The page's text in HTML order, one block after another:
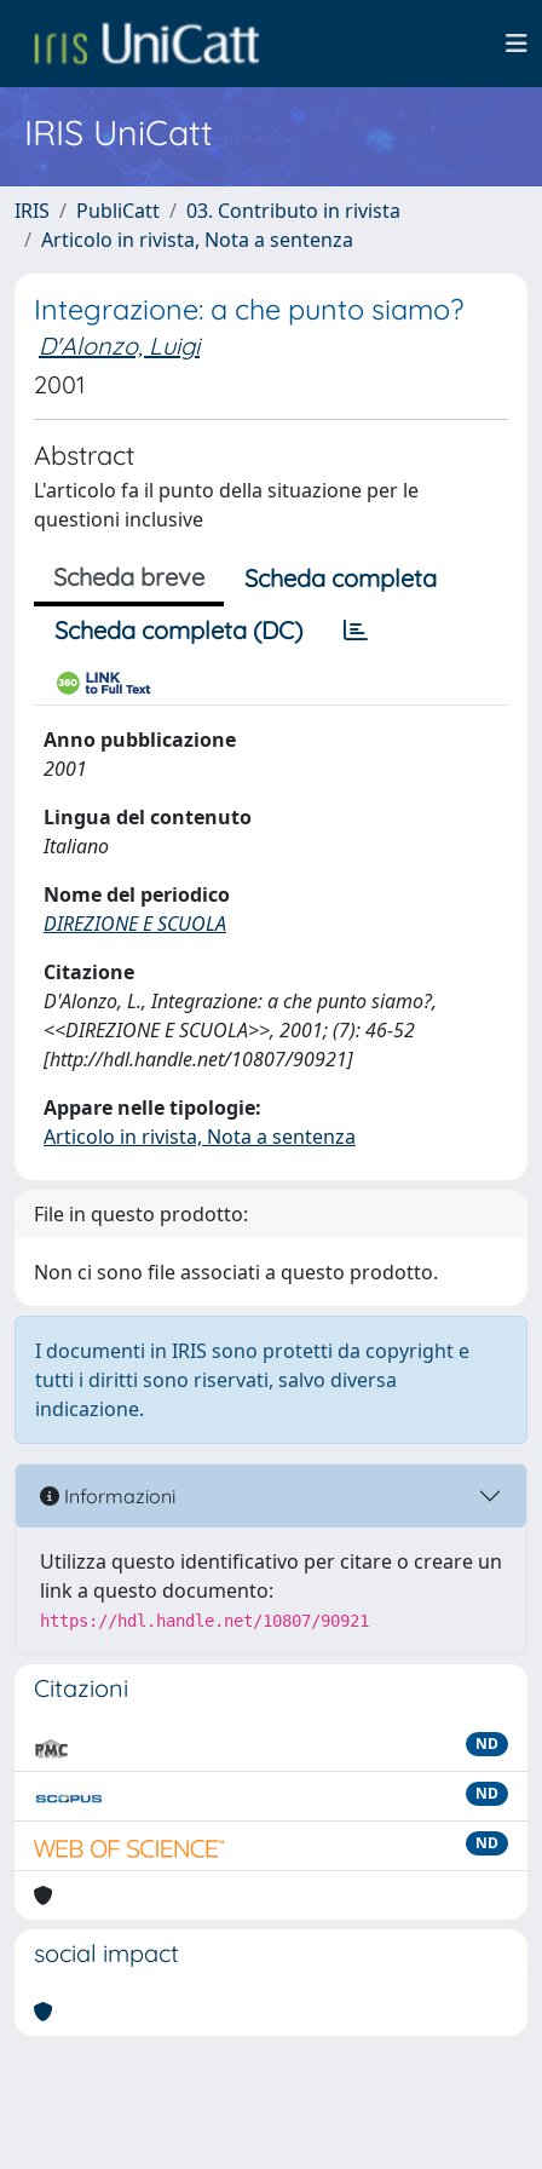
IRIS UniCatt
IRIS PubliCatt
03. Contributo in rivista
Articolo in rivista, Nota a sentenza
Integrazione: a che punto siamo?
D'Alonzo, Luigi
2001
Abstract
L'articolo fa il punto della situazione per le
questioni inclusive
Scheda breve
Scheda completa
Scheda completa (DC)
Anno pubblicazione
2001
Lingua del contenuto
Italiano
Nome del periodico
DIREZIONE E SCUOLA
Citazione
D'Alonzo, L., Integrazione: a che punto siamo?,
<<DIREZIONE E SCUOLA>>, 2001; (7): 46-52
[http://hdl.handle.net/10807/90921]
Appare nelle tipologie:
Articolo in rivista, Nota a sentenza
File in questo prodotto:
Non ci sono file associati a questo prodotto.
I documenti in IRIS sono protetti da copyright e
tutti i diritti sono riservati, salvo diversa
indicazione.
Informazioni
Utilizza questo identificativo per citare o creare un
link a questo documento:
https://hdl.handle.net/10807/90921
Citazioni
ND
ND
ND
social impact